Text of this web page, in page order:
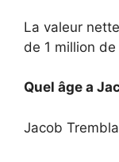
La valeur
de 1 million
Quel âge a
Jacob